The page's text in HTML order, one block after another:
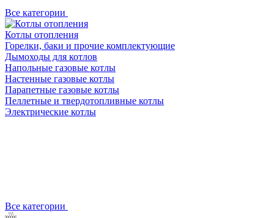
Все категории
Котлы отопления
Горелки, баки и прочие комплектующие
Дымоходы для котлов
Напольные газовые котлы
Настенные газовые котлы
Парапетные газовые котлы
Пеллетные и твердотопливные котлы
Электрические котлы
Все категории